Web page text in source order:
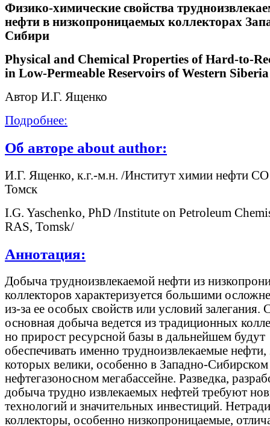
Физико-химические свойства
нефти в низкопроницаемых коллекторах
Сибири
Physical and Chemical Properties of Hard-to-
in Low-Permeable Reservoirs of Western Siberia
Автор И.Г. Ященко
Подробнее:
Об авторе about author:
И.Г. Ященко, к.г.-м.н. /Институт химии нефти
Томск
I.G. Yaschenko, PhD /Institute on Petroleum
RAS, Tomsk/
Аннотация:
Добыча трудноизвлекаемой нефти из
коллекторов характеризуется большими
из-за ее особых свойств или условий залегания.
основная добыча ведется из традиционных
но прирост ресурсной базы в дальнейшем будут
обеспечивать именно трудноизвлекаемые нефти,
которых велики, особенно в Западно-Сибирском
нефтегазоносном мегабассейне. Разведка,
добыча трудно извлекаемых нефтей требуют
технологий и значительных инвестиций.
коллекторы, особенно низкопроницаемые,